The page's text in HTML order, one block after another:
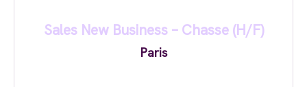
Sales New Business – Chasse (H/F)
Paris